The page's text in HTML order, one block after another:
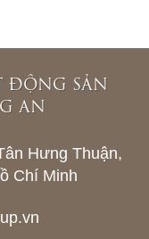
ĐỘNG SẢN
AN
Hưng Thuận,
Chí Minh